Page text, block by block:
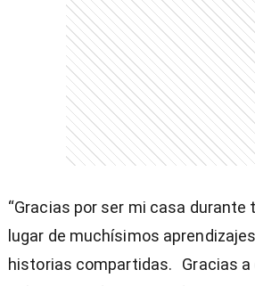
“Gracias por ser mi casa durante
lugar de muchísimos
historias compartidas. Gracias a